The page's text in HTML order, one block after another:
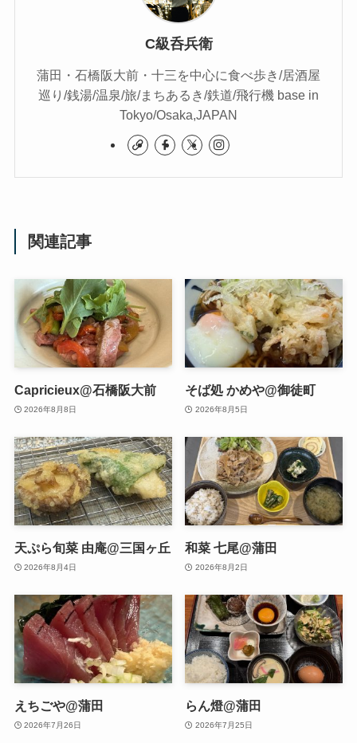
C級呑兵衛
蒲田・石橋阪大前・十三を中心に食べ歩き/居酒屋
巡り/銭湯/温泉/旅/まちあるき/鉄道/飛行機 base in
Tokyo/Osaka,JAPAN
関連記事
Capricieux@石橋阪大前
2026年8月8日
そば処 かめや@御徒町
2026年8月5日
天ぷら旬菜 由庵@三国ヶ丘
2026年8月4日
和菜 七尾@蒲田
2026年8月2日
えちごや@蒲田
2026年7月26日
らん燈@蒲田
2026年7月25日